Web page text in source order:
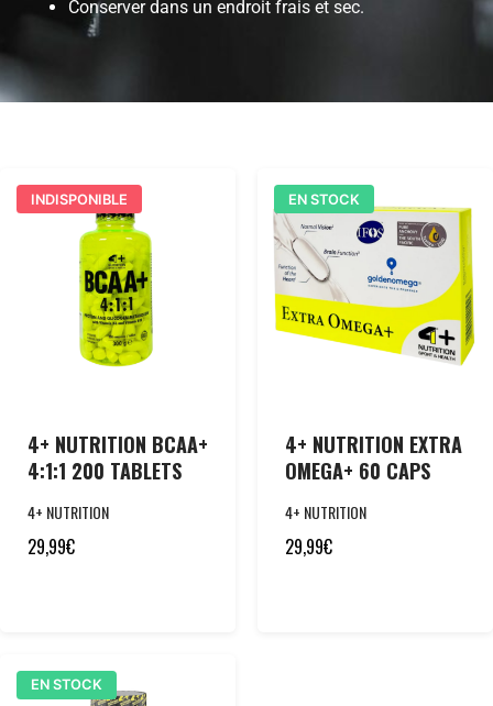
Conserver dans un endroit frais et sec.
INDISPONIBLE
4+ NUTRITION BCAA+
4:1:1 200 TABLETS
4+ NUTRITION
29,99€
EN STOCK
4+ NUTRITION EXTRA
OMEGA+ 60 CAPS
4+ NUTRITION
29,99€
EN STOCK